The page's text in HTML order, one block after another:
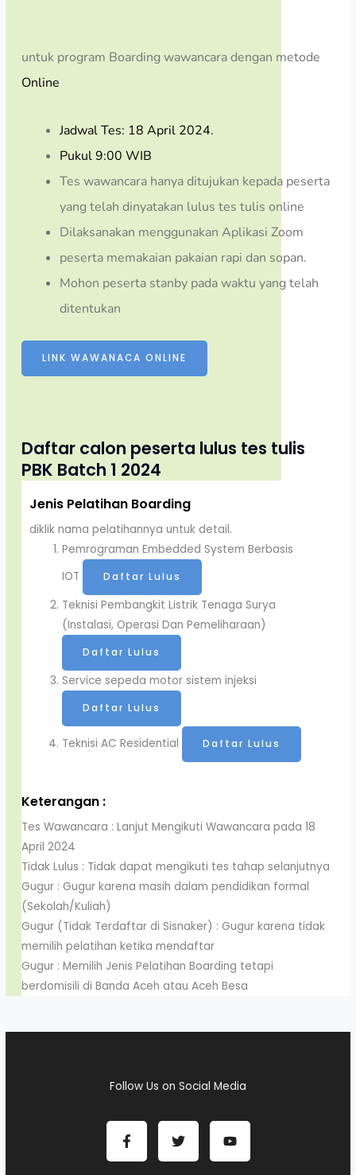
untuk program Boarding wawancara dengan metode
Online
Jadwal Tes: 18 April 2024.
Pukul 9:00 WIB
Tes wawancara hanya ditujukan kepada peserta
yang telah dinyatakan lulus tes tulis online
Dilaksanakan menggunakan Aplikasi Zoom
peserta memakaian pakaian rapi dan sopan.
Mohon peserta stanby pada waktu yang telah
ditentukan
LINK WAWANACA ONLINE
Daftar calon peserta lulus tes tulis
PBK Batch 1 2024
Jenis Pelatihan Boarding
diklik nama pelatihannya untuk detail.
Pemrograman Embedded System Berbasis
IOT
Daftar Lulus
Teknisi Pembangkit Listrik Tenaga Surya
(Instalasi, Operasi Dan Pemeliharaan)
Daftar Lulus
Service sepeda motor sistem injeksi
Daftar Lulus
Teknisi AC Residential Daftar Lulus
Keterangan :
Tes Wawancara : Lanjut Mengikuti Wawancara pada 18
April 2024
Tidak Lulus : Tidak dapat mengikuti tes tahap selanjutnya
Gugur : Gugur karena masih dalam pendidikan formal
(Sekolah/Kuliah)
Gugur (Tidak Terdaftar di Sisnaker) : Gugur karena tidak
memilih pelatihan ketika mendaftar
Gugur : Memilih Jenis Pelatihan Boarding tetapi
berdomisili di Banda Aceh atau Aceh Besa
Follow Us on Social Media
c i u